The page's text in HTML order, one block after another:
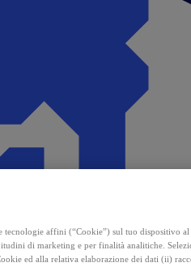
tecnologie affini (“Cookie”) sul tuo dispositivo
di marketing e per finalità analitiche.
ed alla relativa elaborazione dei dati (ii)